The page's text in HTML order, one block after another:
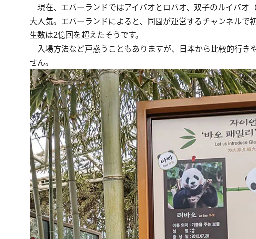
現在、エバーランドではアイバオとロバオ、双子のルイバオ
大人気。エバーランドによると、同園が運営するチャンネル
生数は2億回を超えたそうです。
入場方法など戸惑うこともありますが、日本から比較的行き
せん。